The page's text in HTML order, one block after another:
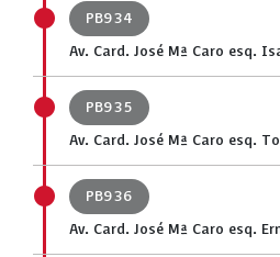
PB934
Av. Card. José Mª Caro esq.
PB935
Av. Card. José Mª Caro esq.
PB936
Av. Card. José Mª Caro esq.